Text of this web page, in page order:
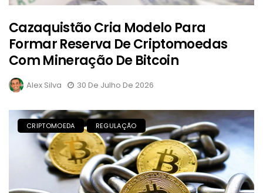
Cazaquistão Cria Modelo Para
Formar Reserva De Criptomoedas
Com Mineração De Bitcoin
Alex Silva 30 De Julho De 2026
CRIPTOMOEDA REGULAÇÃO